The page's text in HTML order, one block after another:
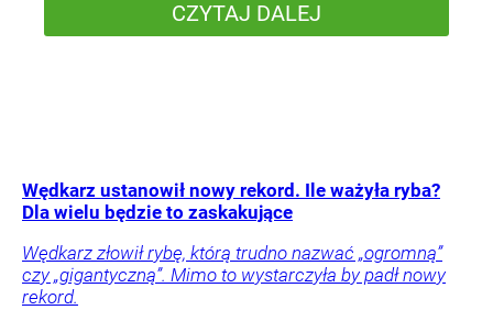
CZYTAJ DALEJ
Wędkarz ustanowił nowy rekord. Ile ważyła ryba?
Dla wielu będzie to zaskakujące
Wędkarz złowił rybę, którą trudno nazwać „ogromną”
czy „gigantyczną”. Mimo to wystarczyła by padł nowy
rekord.